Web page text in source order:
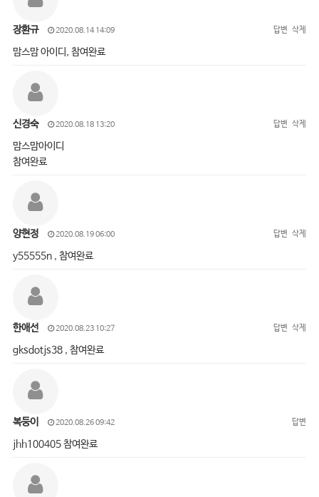
장환규 2020.08.14 14:09 답변 삭제
맘스맘 아이디, 참여완료
신경숙 2020.08.18 13:20 답변 삭제
맘스맘아이디
참여완료
양현정 2020.08.19 06:00 답변 삭제
y55555n , 참여완료
한애선 2020.08.23 10:27 답변 삭제
gksdotjs38 , 참여완료
복둥이 2020.08.26 09:42 답변
jhh100405 참여완료